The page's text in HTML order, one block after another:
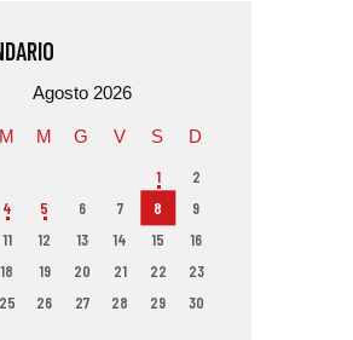
Agosto 2026
M M G V S D
1
2
4 5 6 7 8
9
11 12 13 14 15
16
18 19 20 21 22
23
25 26 27 28 29
30